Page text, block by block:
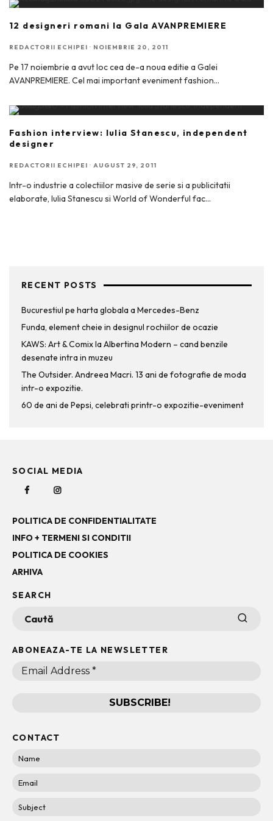
12 designeri romani la Gala AVANPREMIERE
REDACTORII ECHIPEI · NOIEMBRIE 20, 2011
Pe 17 noiembrie a avut loc cea de-a noua editie a Galei
AVANPREMIERE. Cel mai important eveniment fashion...
Fashion interview: Iulia Stanescu, independent
designer
REDACTORII ECHIPEI · AUGUST 29, 2011
Intr-o industrie a colectiilor masive de serie si a publicitatii
elaborate, Iulia Stanescu si World of Wonderful fac...
RECENT POSTS
Bucurestiul pe harta globala a Mercedes-Benz
Funda, element cheie in designul rochiilor de ocazie
KAWS: Art & Comix la Albertina Modern – cand benzile
desenate intra in muzeu
The Outsider. Andreea Macri. 13 ani de fotografie de moda
intr-o expozitie.
60 de ani de Pepsi, celebrati printr-o expozitie-eveniment
SOCIAL MEDIA
POLITICA DE CONFIDENTIALITATE
INFO + TERMENI SI CONDITII
POLITICA DE COOKIES
ARHIVA
SEARCH
ABONEAZA-TE LA NEWSLETTER
CONTACT